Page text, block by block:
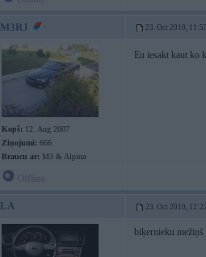
M3RJ 23. Oct 2010,
Kopš: 12. Aug 2007
Ziņojumi: 666
Braucu ar: M3 & Alpina
Eu iesakt kaut ko
LA 23. Oct 2010,
biķernieku mežiņš